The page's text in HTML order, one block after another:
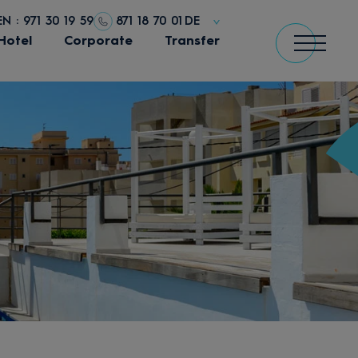
: 971 30 19 59 871 18 70 01 DE
Corporate Transfer